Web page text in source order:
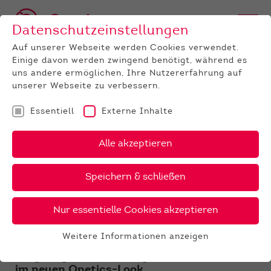
UNTERNEHMEN News
QControl - Der Jahresbericht
für Thüringen ist online
Viele Zahlen wurden zusammengetragen,
interessante Entwicklungen werden
Datenschutzeinstellungen
Auf unserer Webseite werden Cookies verwendet.
Einige davon werden zwingend benötigt, während es
uns andere ermöglichen, Ihre Nutzererfahrung auf
unserer Webseite zu verbessern.
Essentiell Externe Inhalte
Alle akzeptieren
Speichern & schließen
Nur essentielle Cookies akzeptieren
Weitere Informationen anzeigen